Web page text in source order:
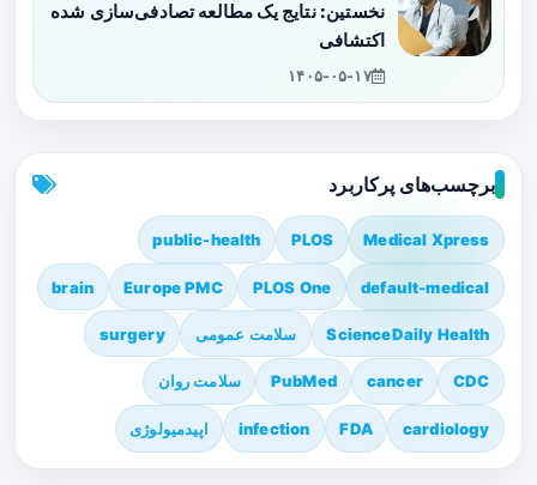
نخستین: نتایج یک مطالعه تصادفی‌سازی شده
اکتشافی
۱۴۰۵-۰۵-۱۷
برچسب‌های پرکاربرد
Medical Xpress
PLOS
public-health
default-medical
PLOS One
Europe PMC
brain
ScienceDaily Health سلامت عمومی surgery
CDC
cancer
PubMed سلامت روان
cardiology
FDA
infection اپیدمیولوژی